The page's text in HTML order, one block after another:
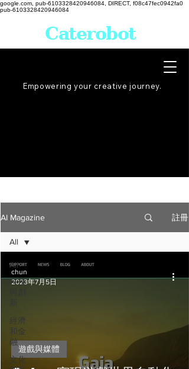
google.com, pub-6103328420946084, DIRECT, f08c47fec0942fa0
pub-6103328420946084
Empowering your creative journey.
Caterobot
AI Magazine 註冊
All
科技
和金
融
文化
All
遊戲與媒體
chun
2023年7月5日